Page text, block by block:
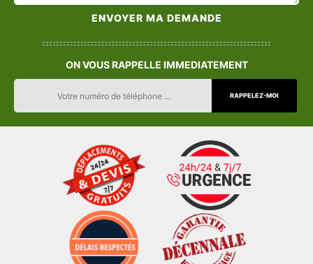
ON VOUS RAPPELLE IMMEDIATEMENT